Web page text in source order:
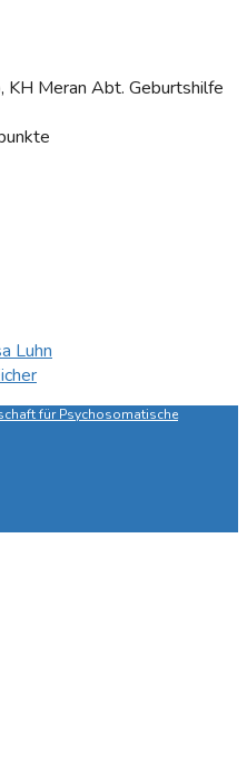
Meran Abt. Geburtshilfe
Luhn
für Psychosomatische